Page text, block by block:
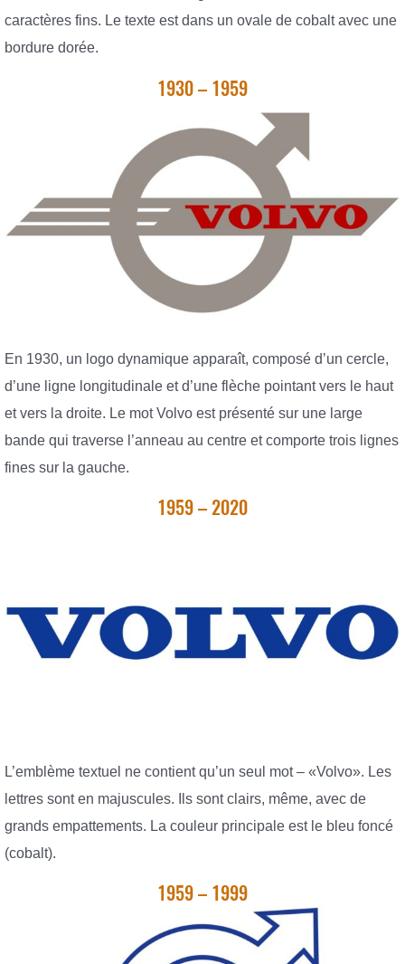
caractères fins. Le texte est dans un ovale de cobalt avec une
bordure dorée.
1930 – 1959
En 1930, un logo dynamique apparaît, composé d’un cercle,
d’une ligne longitudinale et d’une flèche pointant vers le haut
et vers la droite. Le mot Volvo est présenté sur une large
bande qui traverse l’anneau au centre et comporte trois lignes
fines sur la gauche.
1959 – 2020
L’emblème textuel ne contient qu’un seul mot – «Volvo». Les
lettres sont en majuscules. Ils sont clairs, même, avec de
grands empattements. La couleur principale est le bleu foncé
(cobalt).
1959 – 1999